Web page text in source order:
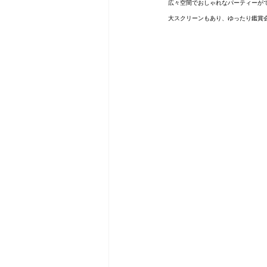
広々空間でおしゃれなパーティーが
大スクリーンもあり、ゆったり鑑賞